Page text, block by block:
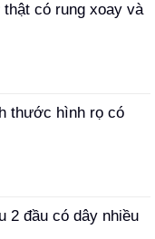
có rung xoay và
thước hình rọ có
2 đầu có dây nhiều